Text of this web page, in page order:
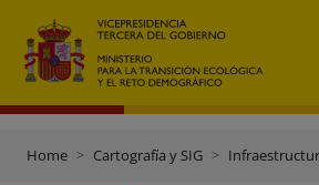
Home Cartografía y SIG